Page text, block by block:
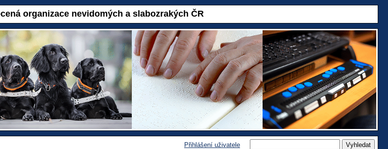
organizace nevidomých a slabozrakých ČR
Přihlášení uživatele